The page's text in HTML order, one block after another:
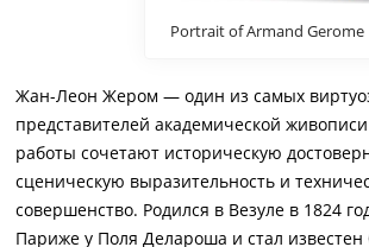
Portrait of Armand Gerome
Жан-Леон Жером — один из самых
представителей академической живописи
работы сочетают историческую
сценическую выразительность и
совершенство. Родился в Везуле в 1824
Париже у Поля Делароша и стал известен